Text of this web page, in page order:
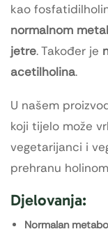
kao
normalnom
jetre. Također je
acetilholina.
U našem
koji tijelo može
vegetarijanci i
prehranu
Djelovanja:
Normalan